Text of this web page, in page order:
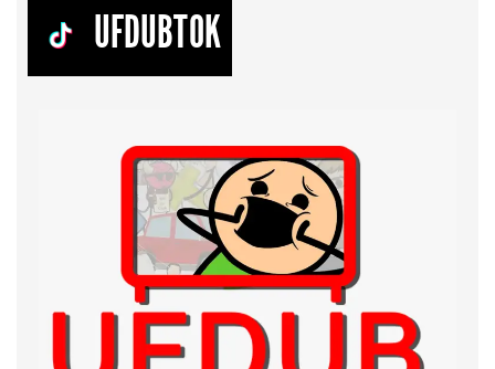
UFDUBTOK